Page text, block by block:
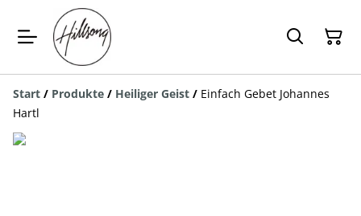
Start / Produkte / Heiliger Geist / Einfach Gebet Johannes
Hartl